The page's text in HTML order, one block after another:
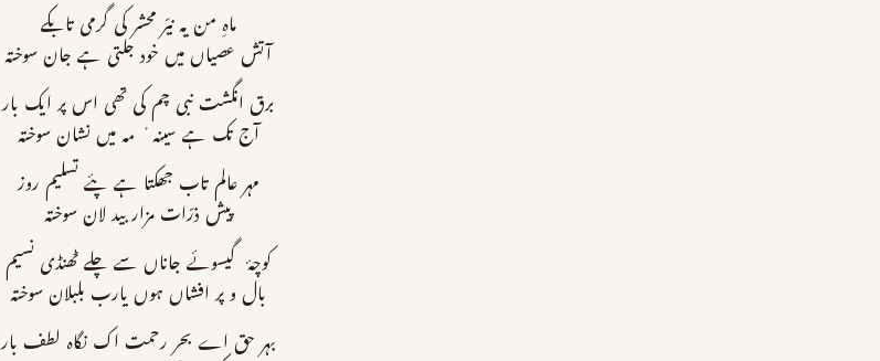
ماہِ من یہ نیّر محشر کی گرمی تابکے
آتش عصیاں میں خود جلتی ہے جان سوختہ
برق انگشت نبی چم کی تھی اس پر ایک بار
آج تک ہے سینہ ٔ مہ میں نشان سوختہ
مہر عالم تاب جھکتا ہے پئے تسلیم روز
پیش ذرّات مزار بید لان سوختہ
کوچۂ گیسوئے جاناں سے چلے ٹھنڈی نسیم
بال و پر افشاں ہوں یارب بلبلان سوختہ
بہر حق اے بحر رحمت اک نگاہ لطف بار